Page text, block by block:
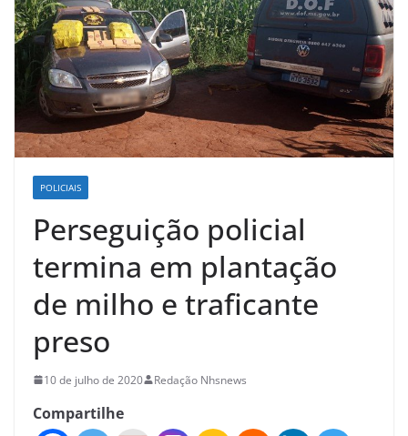
POLICIAIS
Perseguição policial
termina em plantação
de milho e traficante
preso
10 de julho de 2020 Redação Nhsnews
Compartilhe